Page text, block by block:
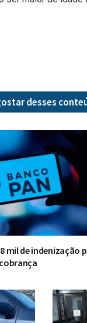
desses
mil de indenização